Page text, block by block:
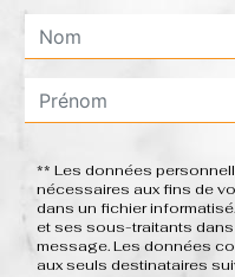
** Les données
nécessaires aux fins de
dans un fichier
et ses sous-traitants
message. Les données
aux seuls destinataires